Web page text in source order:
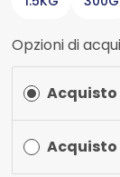
Opzioni di